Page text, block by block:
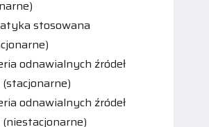
stosowana
odnawialnych źródeł
odnawialnych źródeł